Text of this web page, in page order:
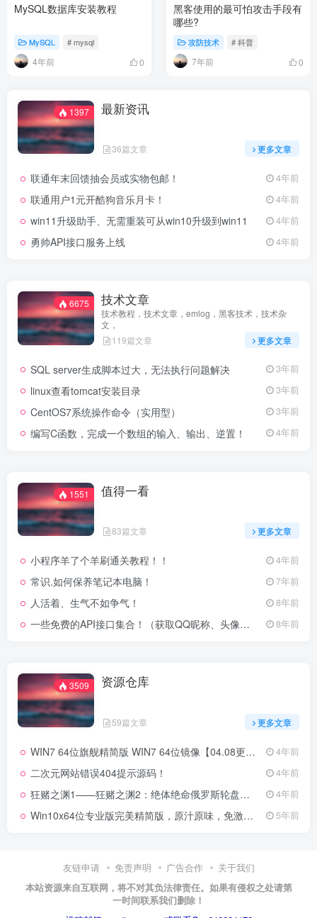
MySQL数据库安装教程
MySQL # mysql
4年前 0
黑客使用的最可怕攻击手段有
哪些?
攻防技术 # 科普
7年前 0
1397 最新资讯
36篇文章 更多文章
联通年末回馈抽会员或实物包邮！ 4年前
联通用户1元开酷狗音乐月卡！ 4年前
win11升级助手、无需重装可从win10升级到win11 4年前
勇帅API接口服务上线 4年前
6675 技术文章
技术教程，技术文章，emlog，黑客技术，技术杂
文，
119篇文章
更多文章
SQL server生成脚本过大，无法执行问题解决 3年前
linux查看tomcat安装目录 3年前
CentOS7系统操作命令（实用型） 3年前
编写C函数，完成一个数组的输入、输出、逆置！ 4年前
1551 值得一看
83篇文章 更多文章
小程序羊了个羊刷通关教程！！ 4年前
常识.如何保养笔记本电脑！ 7年前
人活着、生气不如争气！ 8年前
一些免费的API接口集合！（获取QQ昵称、头像、QQ秀等等…） 8年前
3509 资源仓库
59篇文章 更多文章
WIN7 64位旗舰精简版 WIN7 64位镜像【04.08更新】 4年前
二次元网站错误404提示源码！ 4年前
狂赌之渊1——狂赌之渊2：绝体绝命俄罗斯轮盘！BT下载 4年前
Win10x64位专业版完美精简版，原汁原味，免激活、Windows10镜像 5年前
友链申请 免责声明 广告合作
关于我们
本站资源来自互联网，将不对其负法律责任。如果有侵权之处请第
一时间联系我们删除！